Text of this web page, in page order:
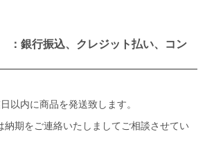
：銀行振込、クレジット払い、コン
以内に商品を発送致します。
納期をご連絡いたしましてご相談させてい